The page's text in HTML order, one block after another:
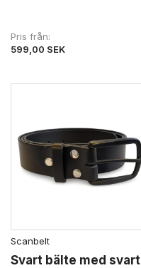
Pris från
599,00 SEK
Scanbelt
Svart bälte med svart